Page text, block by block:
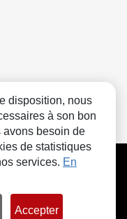
Cookies
disposition, nous
à son bon
avons besoin de
de statistiques
services. En
Accepter